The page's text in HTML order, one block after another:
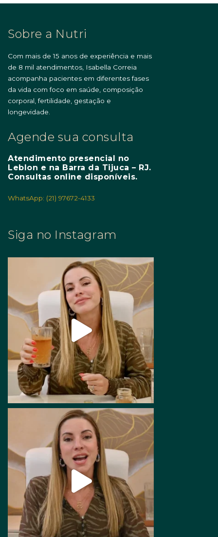
Sobre a Nutri
Com mais de 15 anos de experiência e mais
de 8 mil atendimentos, Isabella Correia
acompanha pacientes em diferentes fases
da vida com foco em saúde, composição
corporal, fertilidade, gestação e
longevidade.
Agende sua consulta
Atendimento presencial no
Leblon e na Barra da Tijuca – RJ.
Consultas online disponíveis.
WhatsApp: (21) 97672-4133
Siga no Instagram